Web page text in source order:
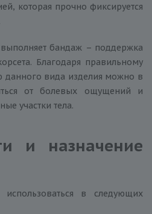
которая прочно фиксируется
бандаж – поддержка
Благодаря правильному
данного вида изделия можно в
от болевых ощущений и
участки тела.
и назначение
в следующих